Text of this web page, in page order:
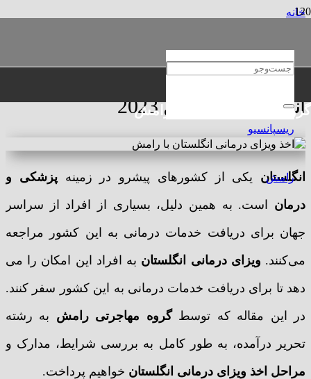
گروه حقوقی و مهاجرتی رامش
خانه
صفر تا صد اخذ ویزای درمانی
انگلستان در سال 2023
انگلستان یکی از کشورهای پیشرو در زمینه پزشکی و
درمان است. به همین دلیل، بسیاری از افراد از سراسر
جهان برای دریافت خدمات درمانی به این کشور مراجعه
می‌کنند. ویزای درمانی انگلستان به افراد این امکان را می
دهد تا برای دریافت خدمات درمانی به این کشور سفر کنند.
در این مقاله که توسطگروه مهاجرتی رامش به رشته
تحریر درآمده، به طور کامل به بررسی شرایط، مدارک و
مراحل اخذ ویزای درمانی انگلستان خواهیم پرداخت.